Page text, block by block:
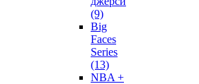
(9)
Big
Faces
Series
(13)
NBA +